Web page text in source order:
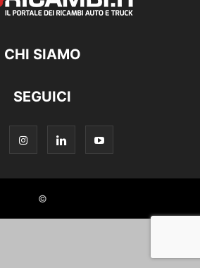
CHI SIAMO
SEGUICI
©